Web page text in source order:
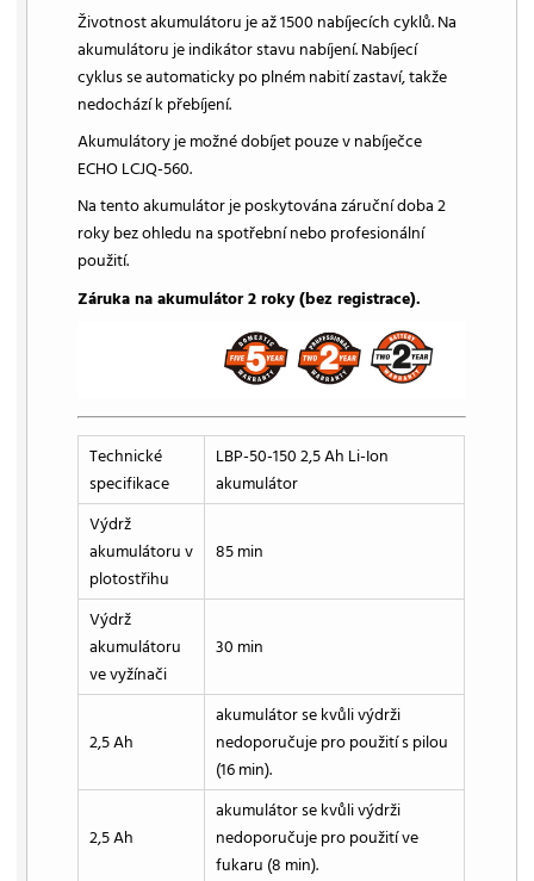
Životnost akumulátoru je až 1500 nabíjecích cyklů. Na
akumulátoru je indikátor stavu nabíjení. Nabíjecí
cyklus se automaticky po plném nabití zastaví, takže
nedochází k přebíjení.
Akumulátory je možné dobíjet pouze v nabíječce
ECHO LCJQ-560.
Na tento akumulátor je poskytována záruční doba 2
roky bez ohledu na spotřební nebo profesionální
použití.
Záruka na akumulátor 2 roky (bez registrace).
Technické
specifikace
LBP-50-150 2,5 Ah Li-Ion
akumulátor
Výdrž
akumulátoru v
plotostřihu
85 min
Výdrž
akumulátoru
ve vyžínači
30 min
2,5 Ah
akumulátor se kvůli výdrži
nedoporučuje pro použití s pilou
(16 min).
2,5 Ah
akumulátor se kvůli výdrži
nedoporučuje pro použití ve
fukaru (8 min).